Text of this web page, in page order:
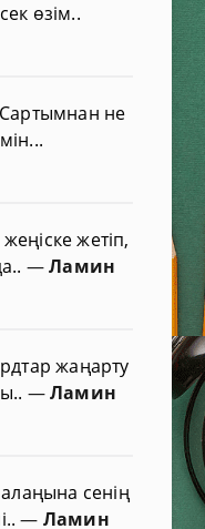
өзім..
не
жетіп,
—Ламин
жаңарту
—Ламин
сенің
— Ламин